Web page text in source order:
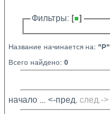
Фильтры:
Название начинается на: "P"
Всего найдено: 0
начало ... <-пред. след.->